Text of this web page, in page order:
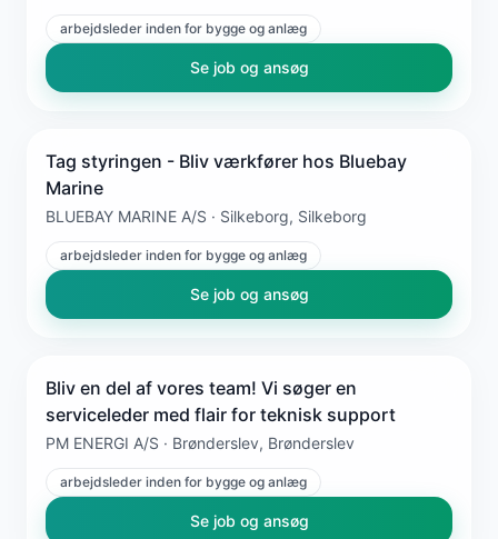
arbejdsleder inden for bygge og anlæg
Se job og ansøg
Tag styringen - Bliv værkfører hos Bluebay
Marine
BLUEBAY MARINE A/S · Silkeborg, Silkeborg
arbejdsleder inden for bygge og anlæg
Se job og ansøg
Bliv en del af vores team! Vi søger en
serviceleder med flair for teknisk support
PM ENERGI A/S · Brønderslev, Brønderslev
arbejdsleder inden for bygge og anlæg
Se job og ansøg